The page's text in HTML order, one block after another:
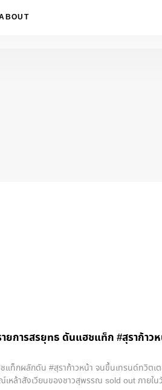
ยการสรยุทธ ดันแฮชแท็ก #สุราก้าว
ชแท็กผลักดัน​ #สุราก้าวหน้า​ จนขึ้นเทรนด์​ทวิต
หล้าสังเวียนของชาวสุพรรณ​ sold out ภายใน